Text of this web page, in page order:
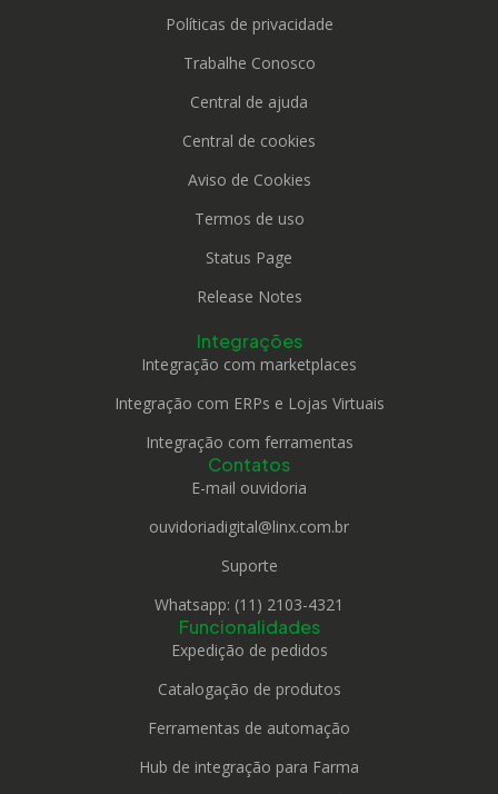
Políticas de privacidade
Trabalhe Conosco
Central de ajuda
Central de cookies
Aviso de Cookies
Termos de uso
Status Page
Release Notes
Integrações
Integração com marketplaces
Integração com ERPs e Lojas Virtuais
Integração com ferramentas
Contatos
E-mail ouvidoria
ouvidoriadigital@linx.com.br
Suporte
Whatsapp: (11) 2103-4321
Funcionalidades
Expedição de pedidos
Catalogação de produtos
Ferramentas de automação
Hub de integração para Farma